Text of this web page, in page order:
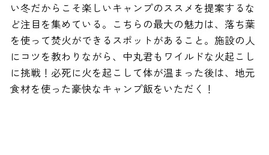
い冬だからこそ楽しいキャンプのススメを提案するな
ど注目を集めている。こちらの最大の魅力は、落ち葉
を使って焚火ができるスポットがあること。施設の人
にコツを教わりながら、中丸君もワイルドな火起こし
に挑戦！必死に火を起こして体が温まった後は、地元
食材を使った豪快なキャンプ飯をいただく！